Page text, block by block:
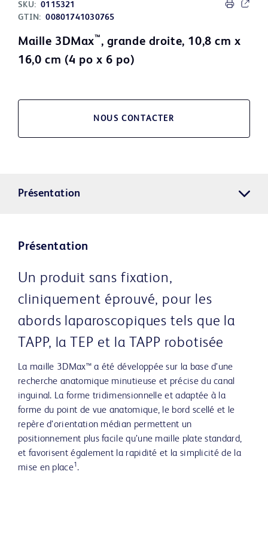
SKU: 0115321
GTIN: 00801741030765
Maille 3DMax™ , grande droite, 10,8 cm x
16,0 cm (4 po x 6 po)
NOUS CONTACTER
Présentation
Présentation
Un produit sans fixation,
cliniquement éprouvé, pour les
abords laparoscopiques tels que la
TAPP, la TEP et la TAPP robotisée
La maille 3DMax™ a été développée sur la base d’une
recherche anatomique minutieuse et précise du canal
inguinal. La forme tridimensionnelle et adaptée à la
forme du point de vue anatomique, le bord scellé et le
repère d’orientation médian permettent un
positionnement plus facile qu’une maille plate standard,
et favorisent également la rapidité et la simplicité de la
mise en place1 .